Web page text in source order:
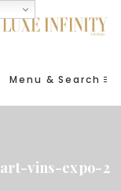
Menu & Search
art-vins-expo-2